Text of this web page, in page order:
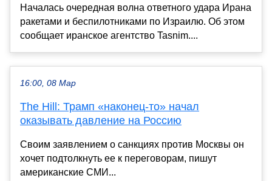
Началась очередная волна ответного удара Ирана
ракетами и беспилотниками по Израилю. Об этом
сообщает иранское агентство Tasnim....
16:00, 08 Мар
The Hill: Трамп «наконец-то» начал
оказывать давление на Россию
Своим заявлением о санкциях против Москвы он
хочет подтолкнуть ее к переговорам, пишут
американские СМИ...